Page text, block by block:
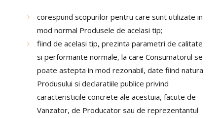
corespund scopurilor pentru care sunt utilizate in
mod normal Produsele de acelasi tip;
fiind de acelasi tip, prezinta parametri de calitate
si performante normale, la care Consumatorul se
poate astepta in mod rezonabil, date fiind natura
Produsului si declaratiile publice privind
caracteristicile concrete ale acestuia, facute de
Vanzator, de Producator sau de reprezentantul